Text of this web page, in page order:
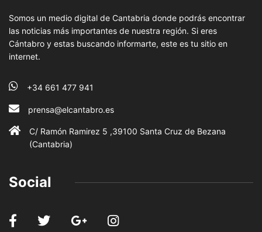
Somos un medio digital de Cantabria donde podrás encontrar
las noticias más importantes de nuestra región. Si eres
Cántabro y estas buscando informarte, este es tu sitio en
internet.
+34 661 477 941
prensa@elcantabro.es
C/ Ramón Ramirez 5 ,39100 Santa Cruz de Bezana
(Cantabria)
Social